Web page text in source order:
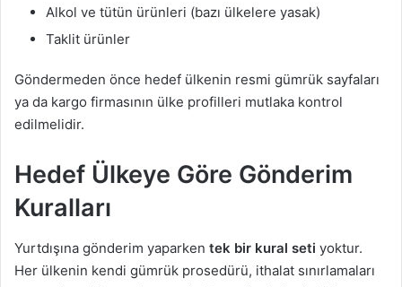
Alkol ve tütün ürünleri (bazı ülkelere yasak)
Taklit ürünler
Göndermeden önce hedef ülkenin resmi gümrük sayfaları
ya da kargo firmasının ülke profilleri mutlaka kontrol
edilmelidir.
Hedef Ülkeye Göre Gönderim
Kuralları
Yurtdışına gönderim yaparken tek bir kural seti yoktur.
Her ülkenin kendi gümrük prosedürü, ithalat sınırlamaları